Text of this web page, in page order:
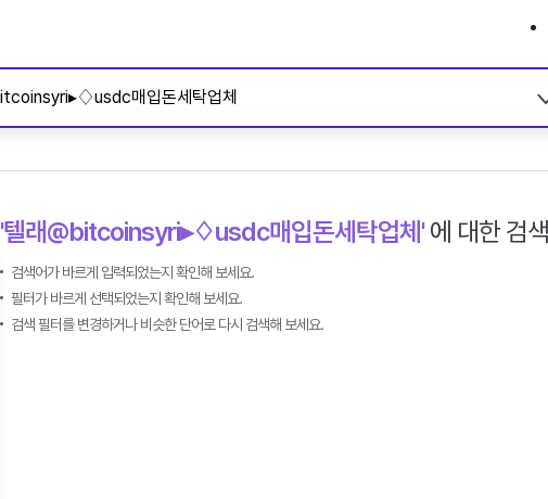
'텔래@bitcoinsyri▸♢usdc매입돈세탁업체'에 대한 검
검색어가 바르게 입력되었는지 확인해 보세요.
필터가 바르게 선택되었는지 확인해 보세요.
검색 필터를 변경하거나 비슷한 단어로 다시 검색해 보세요.